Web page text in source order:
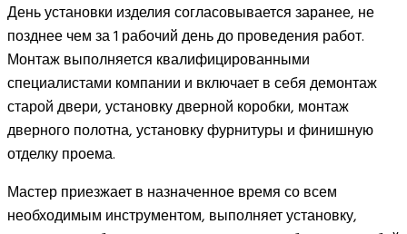
День установки изделия согласовывается заранее, не
позднее чем за 1 рабочий день до проведения работ.
Монтаж выполняется квалифицированными
специалистами компании и включает в себя демонтаж
старой двери, установку дверной коробки, монтаж
дверного полотна, установку фурнитуры и финишную
отделку проема.
Мастер приезжает в назначенное время со всем
необходимым инструментом, выполняет установку,